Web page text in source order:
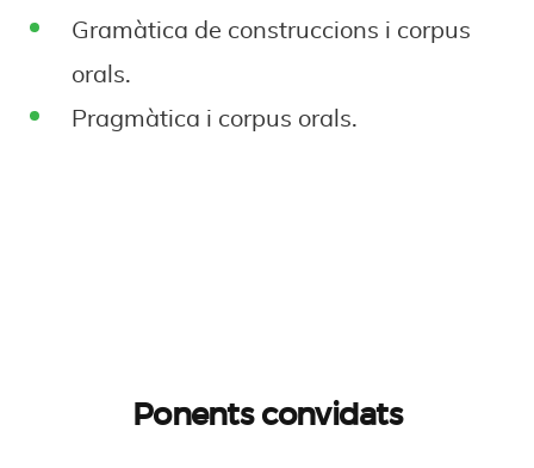
Gramàtica de construccions i corpus
orals.
Pragmàtica i corpus orals.
Ponents convidats